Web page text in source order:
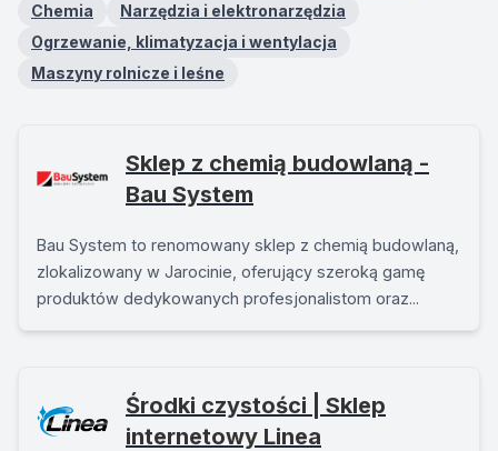
Chemia
Narzędzia i elektronarzędzia
Ogrzewanie, klimatyzacja i wentylacja
Maszyny rolnicze i leśne
Sklep z chemią budowlaną -
Bau System
Bau System to renomowany sklep z chemią budowlaną,
zlokalizowany w Jarocinie, oferujący szeroką gamę
produktów dedykowanych profesjonalistom oraz...
Środki czystości | Sklep
internetowy Linea